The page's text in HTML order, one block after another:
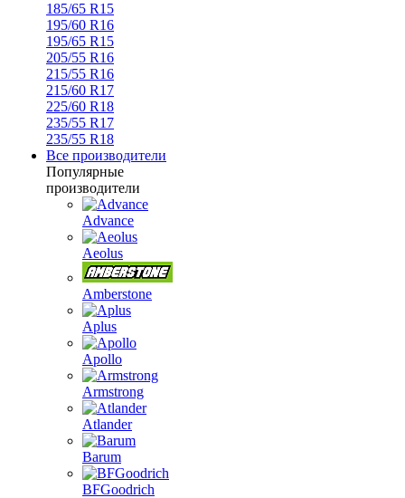
185/65 R15
195/60 R16
195/65 R15
205/55 R16
215/55 R16
215/60 R17
225/60 R18
235/55 R17
235/55 R18
Все производители
Популярные
производители
Advance
Aeolus
Amberstone
Aplus
Apollo
Armstrong
Atlander
Barum
BFGoodrich